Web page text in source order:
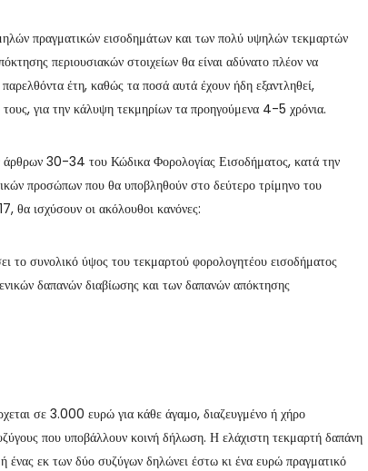
πραγματικών εισοδημάτων και των πολύ υψηλών τεκμαρτών
περιουσιακών στοιχείων θα είναι αδύνατο πλέον να
έτη, καθώς τα ποσά αυτά έχουν ήδη εξαντληθεί,
για την κάλυψη τεκμηρίων τα προηγούμενα 4-5 χρόνια.
άρθρων 30-34 του Κώδικα Φορολογίας Εισοδήματος, κατά την
προσώπων που θα υποβληθούν στο δεύτερο τρίμηνο του
θα ισχύσουν οι ακόλουθοι κανόνες:
συνολικό ύψος του τεκμαρτού φορολογητέου εισοδήματος
δαπανών διαβίωσης και των δαπανών απόκτησης
σε 3.000 ευρώ για κάθε άγαμο, διαζευγμένο ή χήρο
που υποβάλλουν κοινή δήλωση. Η ελάχιστη τεκμαρτή δαπάνη
ένας εκ των δύο συζύγων δηλώνει έστω κι ένα ευρώ πραγματικό